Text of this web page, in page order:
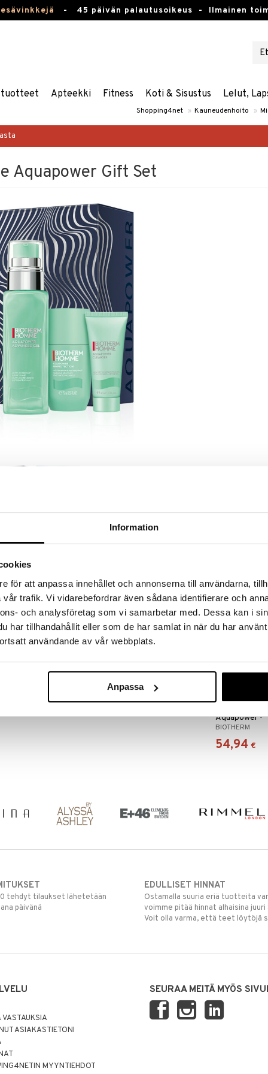
Information
för att anpassa innehållet och annonserna till användarna,
trafik. Vi vidarebefordrar även sådana identifierare och
och analysföretag som vi samarbetar med. Dessa kan i
har tillhandahållit eller som de har samlat in när du har
användande av vår webbplats.
Anpassa
- 45 päivän palautusoikeus - Ilmainen
Apteekki Fitness Koti & Sisustus Lelut,
Shopping4net » Kauneudenhoito »
Aquapower Gift Set
ARVOSTELU KERRO YSTÄVÄLLE
Normal/Comb Skin 75ml- ihana kosteusvoide
joka imeytyy ihoon välittömästi eikä tunnu
ja raikkaan ihon koko päivän ajan.
Cleanser 40ml
on kosteuttava kasvojen puhdistusaine
ja tekee ihosta pehmeän ja hyvin hoidetun.
Aquapower -
Normal/
BIOTHERM
54,94 €
tehdyt tilaukset lähetetään
päivänä
EDULLISET HINNAT
Ostamalla suuria eriä tuotteita
voimme pitää hinnat alhaisina
Voit olla varma, että teet löytöjä
ASIAKASTIETONI
MYYNTIEHDOT
SEURAA MEITÄ MYÖS